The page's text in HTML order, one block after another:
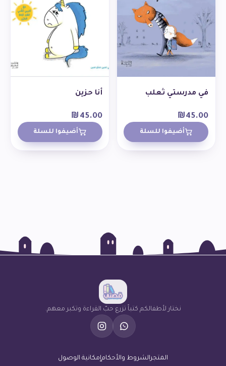
في مدرستي ثعلب
₪45.00
أضيفوا للسلة
أنا حزين
₪ 45.00
أضيفوا للسلة
نختار لأطفالكم كتباً تزرع حبّ القراءة وتكبر معهم.
المتجرالشروط والأحكامإمكانية الوصول